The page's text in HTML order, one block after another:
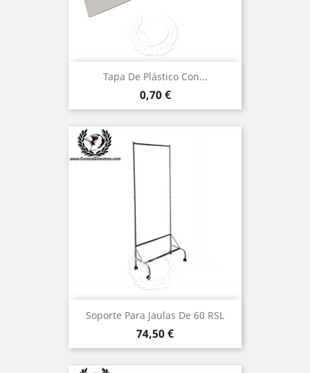
Tapa De Plástico Con...
Precio
0,70 €
Soporte Para Jaulas De 60 RSL
Precio
74,50 €